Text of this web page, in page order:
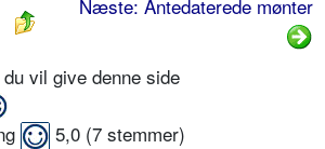
Næste: Antedaterede mønter
vil give denne side
5,0 (7 stemmer)